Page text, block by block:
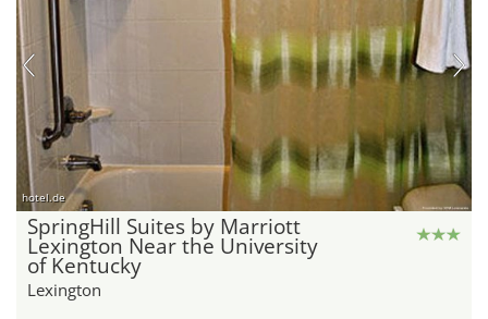
hotel.de
SpringHill Suites by Marriott
Lexington Near the University
of Kentucky
Lexington